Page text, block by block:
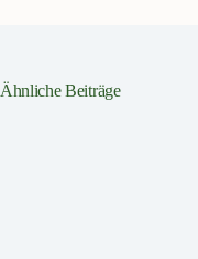
Ähnliche Beiträge